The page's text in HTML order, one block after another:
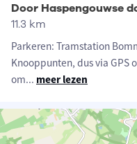
Door Haspengouwse
11.3 km
Parkeren: Tramstation
Knooppunten, dus via GPS
om... meer lezen